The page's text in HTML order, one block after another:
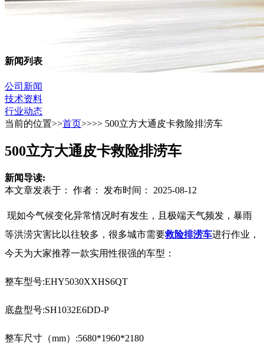
新闻列表
公司新闻
技术资料
行业动态
当前的位置>>首页>>>> 500立方大通皮卡救险排涝车
500立方大通皮卡救险排涝车
新闻导读:
本文章发表于： 作者： 发布时间： 2025-08-12
现如今气候变化异常情况时有发生，且极端天气频发，暴雨
等洪涝灾害比以往较多，很多城市需要救险排涝车进行作业，
今天为大家推荐一款实用性很强的车型：
整车型号:EHY5030XXHS6QT
底盘型号:SH1032E6DD-P
整车尺寸（mm）:5680*1960*2180